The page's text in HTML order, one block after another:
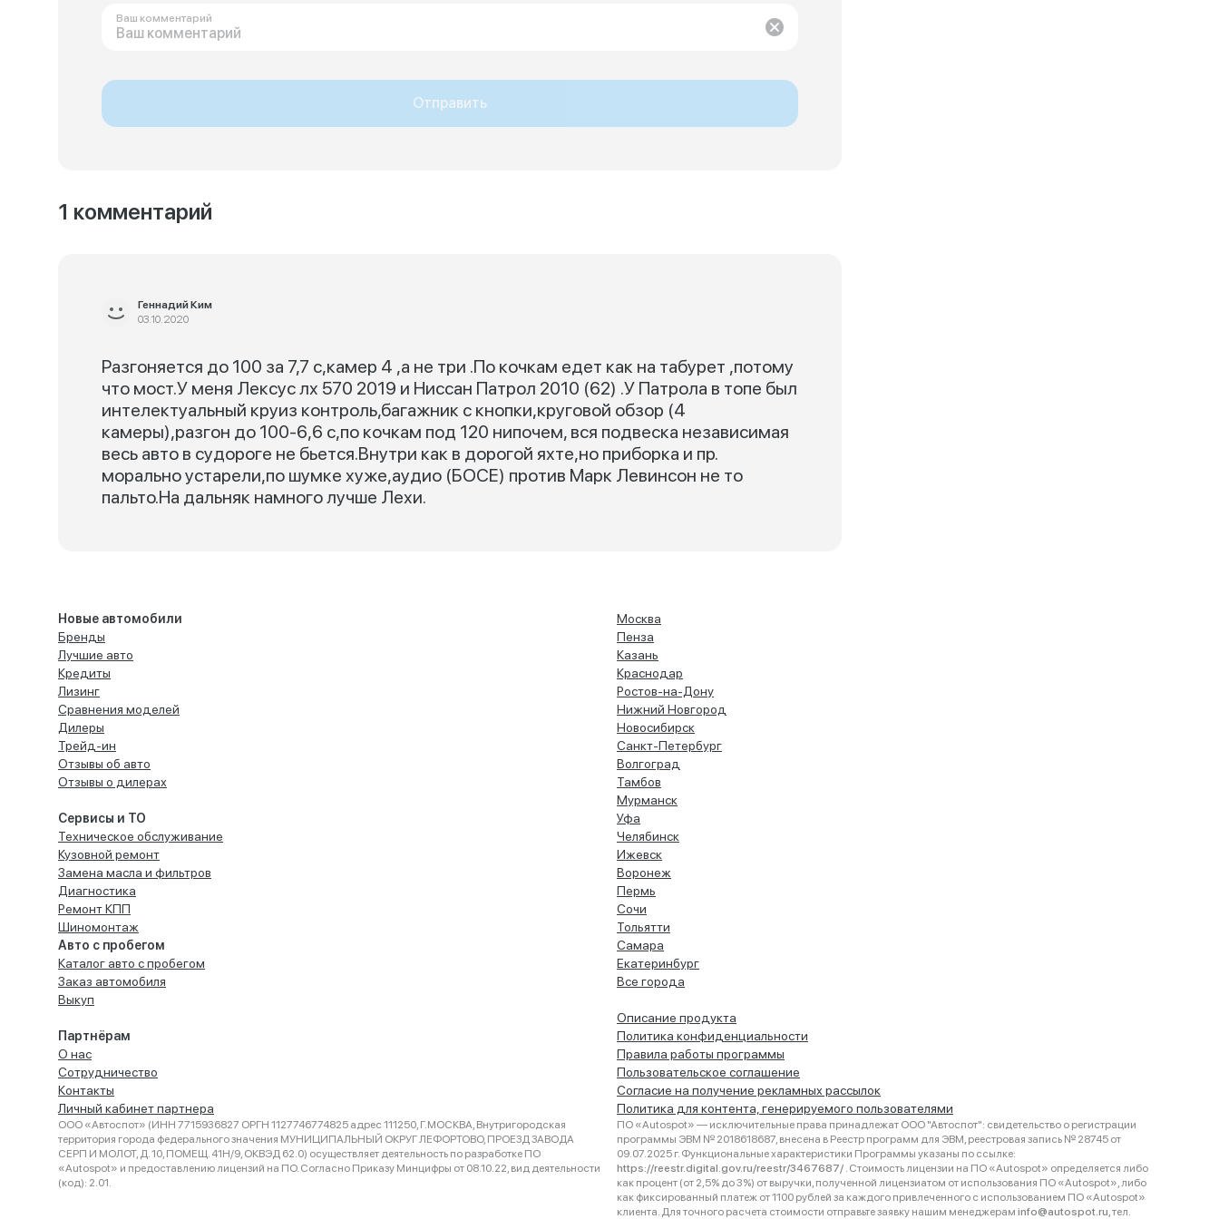
Ваш комментарий
Отправить
1 комментарий
Геннадий Ким
03.10.2020
Разгоняется до 100 за 7,7 с,камер 4 ,а не три .По кочкам едет как на табурет ,потому
что мост.У меня Лексус лх 570 2019 и Ниссан Патрол 2010 (62) .У Патрола в топе был
интелектуальный круиз контроль,багажник с кнопки,круговой обзор (4
камеры),разгон до 100-6,6 с,по кочкам под 120 нипочем, вся подвеска независимая
весь авто в судороге не бьется.Внутри как в дорогой яхте,но приборка и пр.
морально устарели,по шумке хуже,аудио (БОСЕ) против Марк Левинсон не то
пальто.На дальняк намного лучше Лехи.
Новые автомобили
Бренды
Лучшие авто
Кредиты
Лизинг
Сравнения моделей
Дилеры
Трейд-ин
Отзывы об авто
Отзывы о дилерах
Сервисы и ТО
Техническое обслуживание
Кузовной ремонт
Замена масла и фильтров
Диагностика
Ремонт КПП
Шиномонтаж
Авто с пробегом
Каталог авто с пробегом
Заказ автомобиля
Выкуп
Партнёрам
О нас
Сотрудничество
Контакты
Личный кабинет партнера
Москва
Пенза
Казань
Краснодар
Ростов-на-Дону
Нижний Новгород
Новосибирск
Санкт-Петербург
Волгоград
Тамбов
Мурманск
Уфа
Челябинск
Ижевск
Воронеж
Пермь
Сочи
Тольятти
Самара
Екатеринбург
Все города
Описание продукта
Политика конфиденциальности
Правила работы программы
Пользовательское соглашение
Согласие на получение рекламных рассылок
Политика для контента, генерируемого пользователями
ООО «Автоспот» (ИНН 7715936827 ОРГН 1127746774825 адрес 111250, Г.МОСКВА, Внутригородская
территория города федерального значения МУНИЦИПАЛЬНЫЙ ОКРУГ ЛЕФОРТОВО, ПРОЕЗД ЗАВОДА
СЕРП И МОЛОТ, Д. 10, ПОМЕЩ. 41Н/9, ОКВЭД 62.0) осуществляет деятельность по разработке ПО
«Autospot» и предоставлению лицензий на ПО. Согласно Приказу Минцифры от 08.10.22, вид деятельности
(код): 2.01.
ПО «Autospot» — исключительные права принадлежат ООО "Автоспот": свидетельство о регистрации
программы ЭВМ № 2018618687, внесена в Реестр программ для ЭВМ, реестровая запись № 28745 от
09.07.2025 г. Функциональные характеристики Программы указаны по ссылке:
https://reestr.digital.gov.ru/reestr/3467687/ . Стоимость лицензии на ПО «Autospot» определяется либо
как процент (от 2,5% до 3%) от выручки, полученной лицензиатом от использования ПО «Autospot», либо
как фиксированный платеж от 1100 рублей за каждого привлеченного с использованием ПО «Autospot»
клиента. Для точного расчета стоимости отправьте заявку нашим менеджерам info@autospot.ru, тел.